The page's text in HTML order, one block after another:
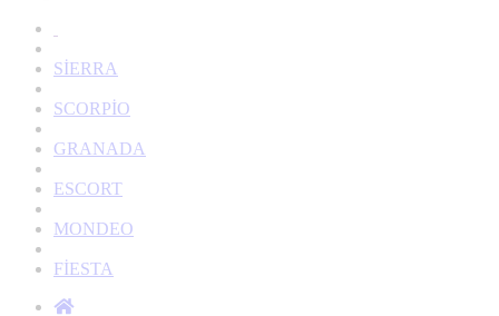
SİERRA
SCORPİO
GRANADA
ESCORT
MONDEO
FİESTA